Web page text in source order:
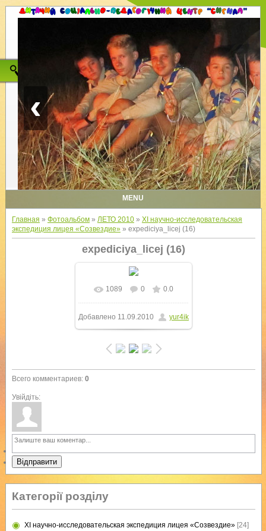
‹
MENU
Главная » Фотоальбом» ЛЕТО 2010» XI научно-исследовательская
экспедиция лицея «Созвездие»» expediciya_licej (16)
expediciya_licej (16)
В реальном размере
1024x768/ 443.2Kb
1089 0 0.0
Добавлено 11.09.2010 yur4ik
Всего комментариев: 0
Увійдіть:
Відправити
Категорії розділу
XI научно-исследовательская экспедиция лицея «Созвездие» [24]